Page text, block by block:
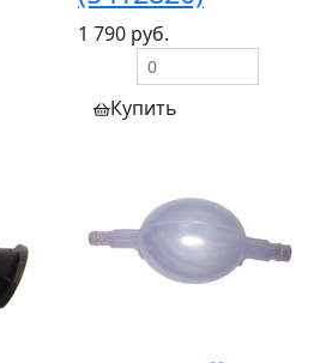
1 790 руб.
Купить